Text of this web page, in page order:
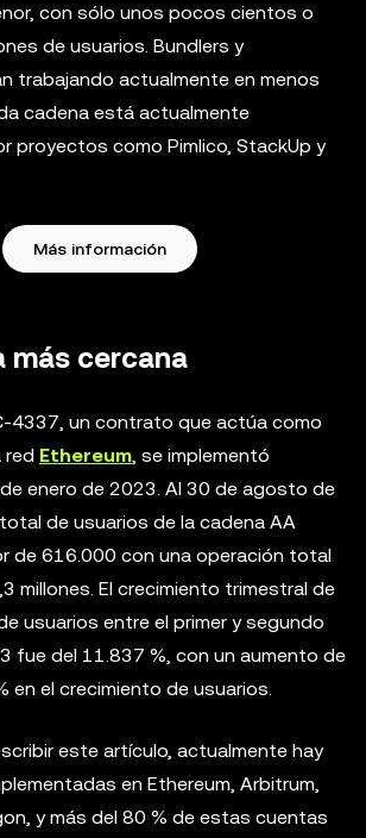
con sólo unos pocos cientos o
de usuarios. Bundlers y
trabajando actualmente en menos
cadena está actualmente
proyectos como Pimlico, StackUp y
Más información
más cercana
4337, un contrato que actúa como
red Ethereum, se implementó
enero de 2023. Al 30 de agosto de
de usuarios de la cadena AA
de 616.000 con una operación total
millones. El crecimiento trimestral de
usuarios entre el primer y segundo
fue del 11.837 %, con un aumento de
en el crecimiento de usuarios.
este artículo, actualmente hay
en Ethereum, Arbitrum,
y más del 80 % de estas cuentas